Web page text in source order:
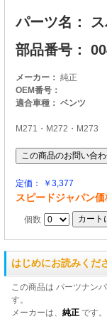
パーツ名：
部品番号：
メーカー： 純正
OEM番号：
適合車種： ベンツ
M271・M272・M273
定価： ￥3,377
スピードジャパン価
個数
はじめにお読みくだ
この商品は パーツナン
す。
メーカーは、 純正 です。